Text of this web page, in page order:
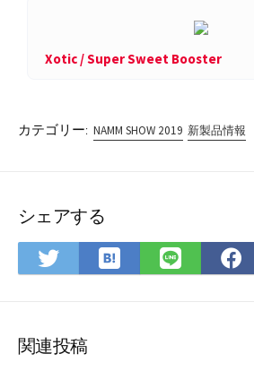
Xotic / Super Sweet Booster
カテゴリー: NAMM SHOW 2019 新製品情報
シェアする
Twitter
で
ア
は
て
LINE
で
関連投稿